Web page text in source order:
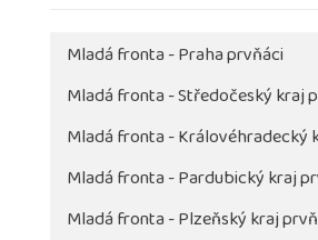
Mladá fronta - Praha prvňáci
Mladá fronta - Středočeský kraj
Mladá fronta - Královéhradecký
Mladá fronta - Pardubický kraj
Mladá fronta - Plzeňský kraj